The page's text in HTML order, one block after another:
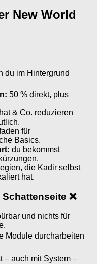
New World
du im Hintergrund
50 % direkt, plus
& Co. reduzieren
für
Basics.
du bekommst
die Kadir selbst
hat.
❌
und nichts für
Module durcharbeiten
– auch mit System –